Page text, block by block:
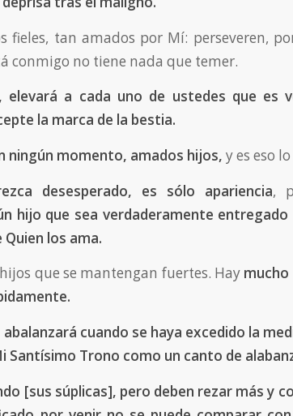
fieles, tan amados por Mí: perseveren,
conmigo no tiene nada que temer.
elevará a cada uno de ustedes que es
la marca de la bestia.
ningún momento, amados hijos, y es eso
desesperado, es sólo apariencia,
hijo que sea verdaderamente entregado
los ama.
que se mantengan fuertes. Hay mucho
cuando se haya excedido la
Santísimo Trono como un canto de
[sus súplicas], pero deben rezar más y